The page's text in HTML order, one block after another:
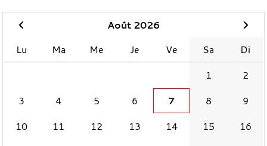
Août 2026
Lu
Ma Me Je Ve Sa
Di
1
2
3
4 5 6 7 8
9
10
11 12 13 14 15
16